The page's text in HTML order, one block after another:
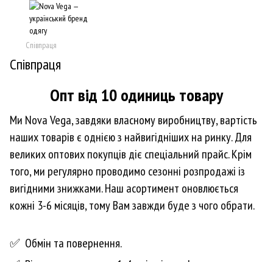
Співпраця
Співпраця
Опт від 10 одиниць товару
Ми Nova Vega, завдяки власному виробництву, вартість
наших товарів є однією з найвигідніших на ринку. Для
великих оптових покупців діє спеціальний прайс. Крім
того, ми регулярно проводимо сезонні розпродажі із
вигідними знижками. Наш асортимент оновлюється
кожні 3-6 місяців, тому Вам завжди буде з чого обрати.
✅ Обмін та повернення.